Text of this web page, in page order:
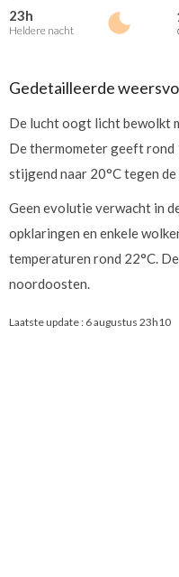
23h
Heldere nacht
Gedetailleerde
De lucht oogt licht bewolkt
De thermometer geeft rond
stijgend naar 20°C tegen de
Geen evolutie verwacht in
opklaringen en enkele
temperaturen rond 22°C.
noordoosten.
Laatste update : 6 augustus 23h10